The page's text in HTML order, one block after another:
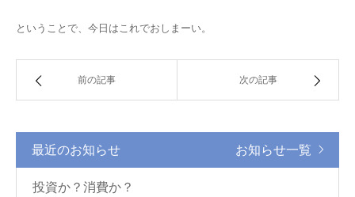
ということで、今日はこれでおしまーい。
前の記事 次の記事
最近のお知らせ お知らせ一覧
投資か？消費か？